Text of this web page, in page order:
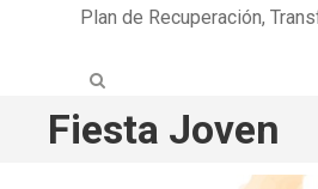
Plan de Recuperación,
Fiesta Joven